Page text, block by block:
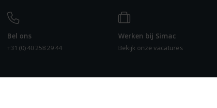
Bel ons
+31 (0) 40 258 29 44
Werken bij Simac
Bekijk onze vacatures